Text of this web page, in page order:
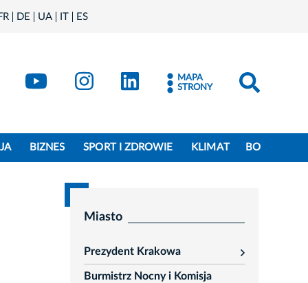
DE UA IT ES
Kraków - X
Kraków - YouTube
Kraków - Instagram
Kraków - LinkedIn
MAPA
STRONY
BIZNES SPORT I ZDROWIE KLIMAT BO
Miasto
Prezydent Krakowa
rozwiń
Burmistrz Nocny i Komisja